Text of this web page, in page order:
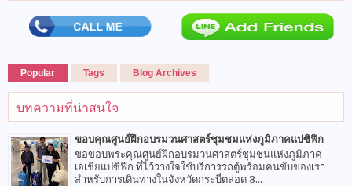
Popular Tags Blog Archives
บทความที่น่าสนใจ
ขอบคุณศูนย์ฝึกอบรมวนศาสตร์ชุมชมแห่งภูมิภาคแปซิฟิก
ขอขอบพระคุณศูนย์ฝึกอบรมวนศาสตร์ชุมชนแห่งภูมิภาค
เอเชียแปซิฟิก ที่ไว้วางใจใช้บริการรถตู้พร้อมคนขับของเรา
สำหรับการเดินทางในจังหวัดกระบี่ตลอด 3...